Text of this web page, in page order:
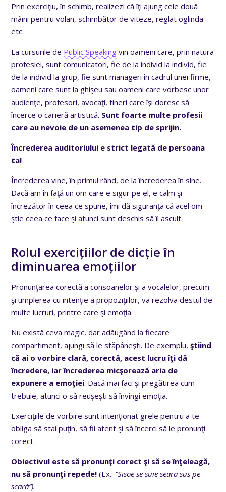
Prin exerciţiu, în schimb, realizezi că îţi ajung cele două
mâini pentru volan, schimbător de viteze, reglat oglinda
etc.
La cursurile de Public Speaking vin oameni care, prin natura
profesiei, sunt comunicatori, fie de la individ la individ, fie
de la individ la grup, fie sunt manageri în cadrul unei firme,
oameni care sunt la ghişeu sau oameni care vorbesc unor
audienţe, profesori, avocaţi, tineri care îşi doresc să
încerce o carieră artistică. Sunt foarte multe profesii
care au nevoie de un asemenea tip de sprijin.
Încrederea auditoriului e strict legată de persoana
ta!
Încrederea vine, în primul rând, de la încrederea în sine.
Dacă am în faţă un om care e sigur pe el, e calm şi
încrezător în ceea ce spune, îmi dă siguranţa că acel om
ştie ceea ce face şi atunci sunt deschis să îl ascult.
Rolul exercițiilor de dicție în
diminuarea emoțiilor
Pronunţarea corectă a consoanelor şi a vocalelor, precum
şi umplerea cu intenţie a propoziţiilor, va rezolva destul de
multe lucruri, printre care şi emoţia.
Nu există ceva magic, dar adăugând la fiecare
compartiment, ajungi să le stăpâneşti. De exemplu,ştiind
că ai o vorbire clară, corectă, acest lucru îţi dă
încredere, iar încrederea micşorează aria de
expunere a emoţiei. Dacă mai faci şi pregătirea cum
trebuie, atunci o să reuşeşti să învingi emoţia.
Exerciţiile de vorbire sunt intenţionat grele pentru a te
obliga să stai puţin, să fii atent şi să încerci să le pronunţi
corect.
Obiectivul este să pronunţi corect şi să se înţeleagă,
nu să pronunţi repede!(Ex.: “Sisoe se suie seara sus pe
scară”).